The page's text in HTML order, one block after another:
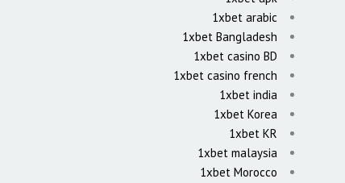
1xbet arabic
1xbet Bangladesh
1xbet casino BD
1xbet casino french
1xbet india
1xbet Korea
1xbet KR
1xbet malaysia
1xbet Morocco